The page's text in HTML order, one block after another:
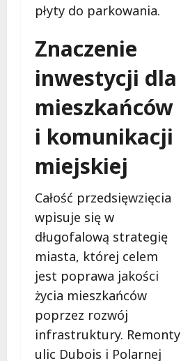
płyty do parkowania.
Znaczenie
inwestycji dla
mieszkańców
i komunikacji
miejskiej
Całość przedsięwzięcia
wpisuje się w
długofalową strategię
miasta, której celem
jest poprawa jakości
życia mieszkańców
poprzez rozwój
infrastruktury. Remonty
ulic Dubois i Polarnej